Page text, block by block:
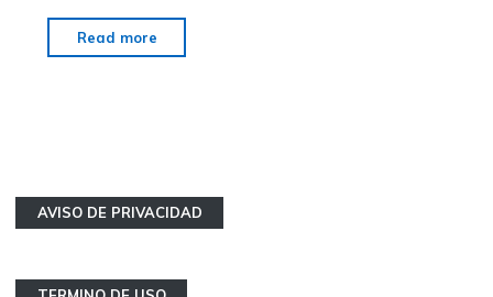
Read more
AVISO DE PRIVACIDAD